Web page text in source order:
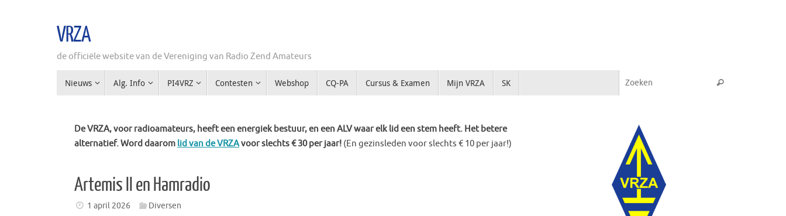
VRZA
de officiële website van de Vereniging van Radio Zend Amateurs
naarNieuws Alg. Info PI4VRZ Contesten Webshop CQ-PA Cursus & Examen Mijn VRZA SK Zoeken
De VRZA, voor radioamateurs, heeft een energiek bestuur, en een ALV waar elk lid een stem heeft. Het betere
alternatief. Word daarom lid van de VRZAvoor slechts € 30 per jaar! (En gezinsleden voor slechts € 10 per jaar!)
Artemis II en Hamradio
1 april 2026 Diversen